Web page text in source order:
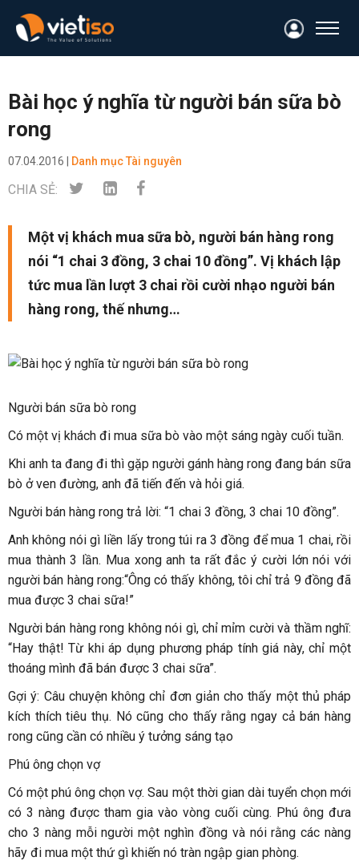
Bài học ý nghĩa từ người bán sữa bò
rong
07.04.2016 | Danh mục Tài nguyên
CHIA SẺ:
Một vị khách mua sữa bò, người bán hàng rong
nói “1 chai 3 đồng, 3 chai 10 đồng”. Vị khách lập
tức mua lần lượt 3 chai rồi cười nhạo người bán
hàng rong, thế nhưng…
Người bán sữa bò rong
Có một vị khách đi mua sữa bò vào một sáng ngày cuối tuần.
Khi anh ta đang đi thì gặp người gánh hàng rong đang bán sữa
bò ở ven đường, anh đã tiến đến và hỏi giá.
Người bán hàng rong trả lời: “1 chai 3 đồng, 3 chai 10 đồng”.
Anh không nói gì liền lấy trong túi ra 3 đồng để mua 1 chai, rồi
mua thành 3 lần. Mua xong anh ta rất đắc ý cười lớn nói với
người bán hàng rong:“Ông có thấy không, tôi chỉ trả 9 đồng đã
mua được 3 chai sữa!”
Người bán hàng rong không nói gì, chỉ mỉm cười và thầm nghĩ:
“Hay thật! Từ khi áp dụng phương pháp tính giá này, chỉ một
thoáng mình đã bán được 3 chai sữa”.
Gợi ý: Câu chuyện không chỉ đơn giản cho thấy một thủ pháp
kích thích tiêu thụ. Nó cũng cho thấy rằng ngay cả bán hàng
rong cũng cần có nhiều ý tưởng sáng tạo
Phú ông chọn vợ
Có một phú ông chọn vợ. Sau một thời gian dài tuyển chọn mới
có 3 nàng được tham gia vào vòng cuối cùng. Phú ông đưa
cho 3 nàng mỗi người một nghìn đồng và nói rằng các nàng
hãy đi mua một thứ gì khiến nó tràn ngập gian phòng.